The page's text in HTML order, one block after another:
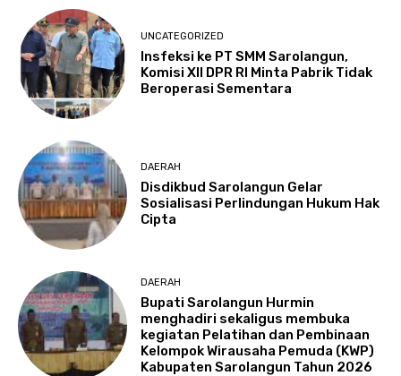
UNCATEGORIZED
Insfeksi ke PT SMM Sarolangun,
Komisi XII DPR RI Minta Pabrik Tidak
Beroperasi Sementara
DAERAH
Disdikbud Sarolangun Gelar
Sosialisasi Perlindungan Hukum Hak
Cipta
DAERAH
Bupati Sarolangun Hurmin
menghadiri sekaligus membuka
kegiatan Pelatihan dan Pembinaan
Kelompok Wirausaha Pemuda (KWP)
Kabupaten Sarolangun Tahun 2026